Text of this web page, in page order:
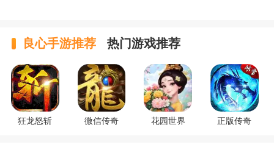
良心手游推荐 热门游戏推荐
狂龙怒斩 微信传奇 花园世界 正版传奇